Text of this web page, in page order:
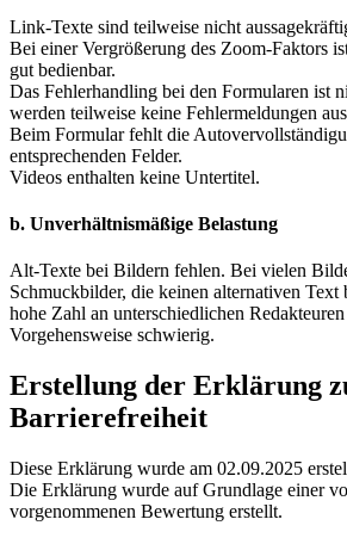
Link-Texte sind teilweise nicht
Bei einer Vergrößerung des Zoom-Faktors
gut bedienbar.
Das Fehlerhandling bei den Formularen ist
werden teilweise keine Fehlermeldungen
Beim Formular fehlt die
entsprechenden Felder.
Videos enthalten keine Untertitel.
b. Unverhältnismäßige Belastung
Alt-Texte bei Bildern fehlen. Bei vielen
Schmuckbilder, die keinen alternativen
hohe Zahl an unterschiedlichen
Vorgehensweise schwierig.
Erstellung der Erklärung
Barrierefreiheit
Diese Erklärung wurde am 02.09.2025
Die Erklärung wurde auf Grundlage einer
vorgenommenen Bewertung erstellt.